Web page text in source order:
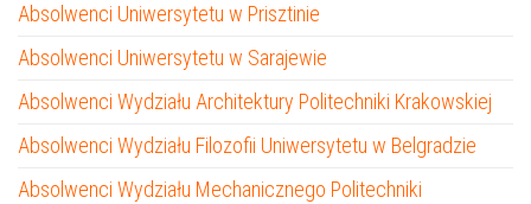
Absolwenci Uniwersytetu w Prisztinie
Absolwenci Uniwersytetu w Sarajewie
Absolwenci Wydziału Architektury Politechniki Krakowskiej
Absolwenci Wydziału Filozofii Uniwersytetu w Belgradzie
Absolwenci Wydziału Mechanicznego Politechniki